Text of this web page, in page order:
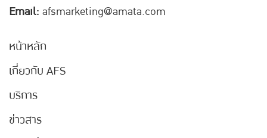
Email: afsmarketing@amata.com
หน้าหลัก
เกี่ยวกับ AFS
บริการ
ข่าวสาร